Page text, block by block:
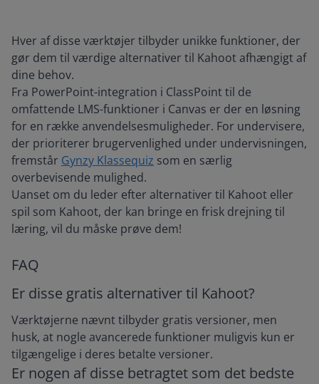
Hver af disse værktøjer tilbyder unikke funktioner, der
gør dem til værdige alternativer til Kahoot afhængigt af
dine behov.
Fra PowerPoint-integration i ClassPoint til de
omfattende LMS-funktioner i Canvas er der en løsning
for en række anvendelsesmuligheder. For undervisere,
der prioriterer brugervenlighed under undervisningen,
fremstår Gynzy Klassequiz som en særlig
overbevisende mulighed.
Uanset om du leder efter alternativer til Kahoot eller
spil som Kahoot, der kan bringe en frisk drejning til
læring, vil du måske prøve dem!
FAQ
Er disse gratis alternativer til Kahoot?
Værktøjerne nævnt tilbyder gratis versioner, men
husk, at nogle avancerede funktioner muligvis kun er
tilgængelige i deres betalte versioner.
Er nogen af disse betragtet som det bedste